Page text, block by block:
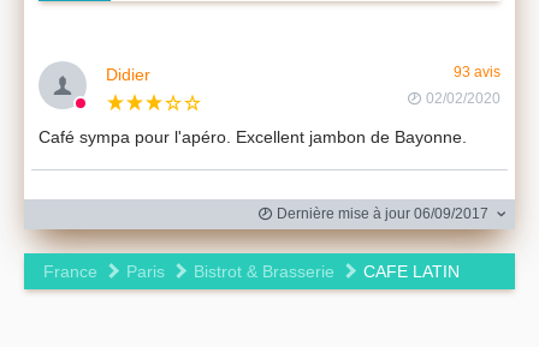
Didier
93 avis
02/02/2020
Café sympa pour l'apéro. Excellent jambon de Bayonne.
Dernière mise à jour 06/09/2017
France Paris Bistrot & Brasserie CAFE LATIN